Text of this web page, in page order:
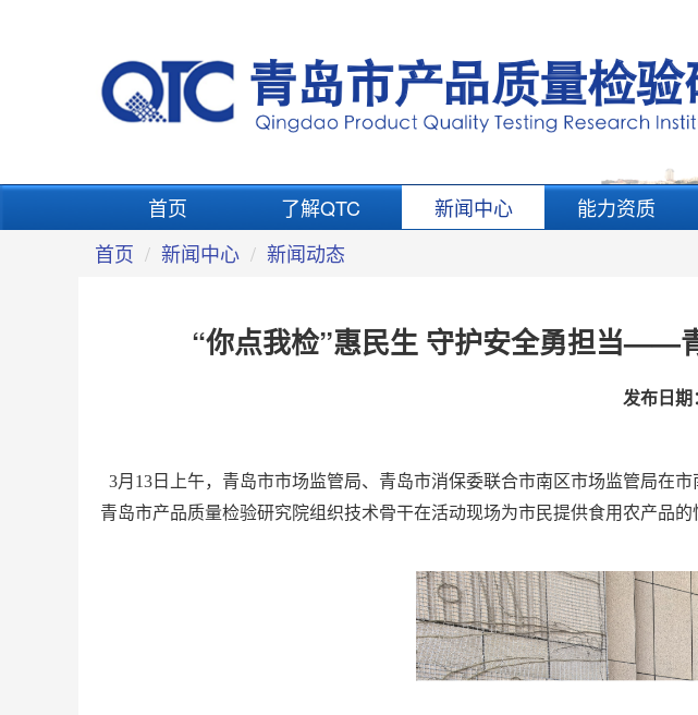
首页 了解QTC 新闻中心 能力资质
首页
新闻中心 新闻动态
“你点我检”惠民生 守护安全勇担当——
发布日期：
3月13日上午，青岛市市场监管局、青岛市消保委联合市南区市场监管局在
青岛市产品质量检验研究院组织技术骨干在活动现场为市民提供食用农产品的